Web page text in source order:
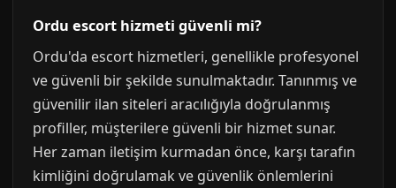
Ordu escort hizmeti güvenli mi?
Ordu'da escort hizmetleri, genellikle profesyonel
ve güvenli bir şekilde sunulmaktadır. Tanınmış ve
güvenilir ilan siteleri aracılığıyla doğrulanmış
profiller, müşterilere güvenli bir hizmet sunar.
Her zaman iletişim kurmadan önce, karşı tarafın
kimliğini doğrulamak ve güvenlik önlemlerini